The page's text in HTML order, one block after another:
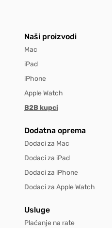
Naši proizvodi
Mac
iPad
iPhone
Apple Watch
B2B kupci
Dodatna oprema
Dodaci za Mac
Dodaci za iPad
Dodaci za iPhone
Dodaci za Apple Watch
Usluge
Plaćanje na rate